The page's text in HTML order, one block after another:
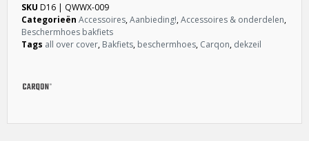
SKU D16 | QWWX-009
Categorieën Accessoires,Aanbieding!,Accessoires & onderdelen,
Beschermhoes bakfiets
Tags all over cover, Bakfiets, beschermhoes, Carqon, dekzeil